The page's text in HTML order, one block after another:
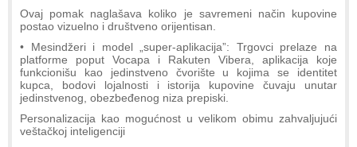
Ovaj pomak naglašava koliko je savremeni način kupovine
postao vizuelno i društveno orijentisan.
• Mesindžeri i model „super-aplikacija”: Trgovci prelaze na
platforme poput Vocapa i Rakuten Vibera, aplikacija koje
funkcionišu kao jedinstveno čvorište u kojima se identitet
kupca, bodovi lojalnosti i istorija kupovine čuvaju unutar
jedinstvenog, obezbeđenog niza prepiski.
Personalizacija kao mogućnost u velikom obimu zahvaljujući
veštačkoj inteligenciji